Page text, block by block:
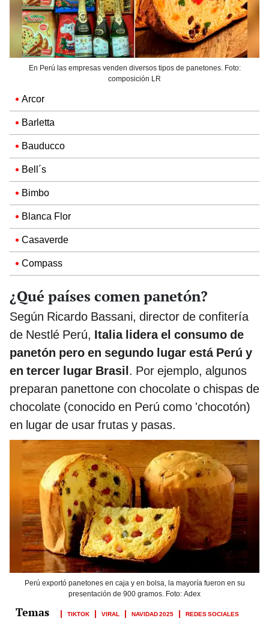
En Perú las empresas venden diversos tipos de panetones. Foto:
composición LR
Arcor
Barletta
Bauducco
Bell´s
Bimbo
Blanca Flor
Casaverde
Compass
¿Qué países comen panetón?
Según Ricardo Bassani, director de confitería
de Nestlé Perú, Italia lidera el consumo de
panetón pero en segundo lugar está Perú y
en tercer lugar Brasil. Por ejemplo, algunos
preparan panettone con chocolate o chispas de
chocolate (conocido en Perú como 'chocotón)
en lugar de usar frutas y pasas.
Perú exportó panetones en caja y en bolsa, la mayoría fueron en su
presentación de 900 gramos. Foto: Adex
TIKTOK VIRAL NAVIDAD 2025 REDES SOCIALES